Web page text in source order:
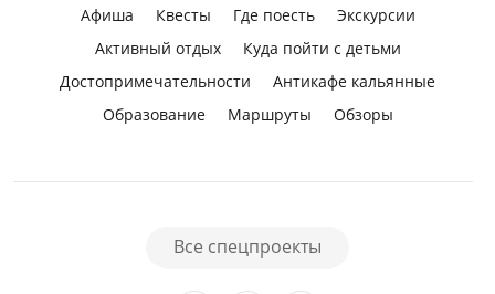
Афиша Квесты Где поесть
Экскурсии
Активный отдых
Куда пойти с детьми
Достопримечательности
Антикафе кальянные
Образование
Маршруты Обзоры
Все спецпроекты